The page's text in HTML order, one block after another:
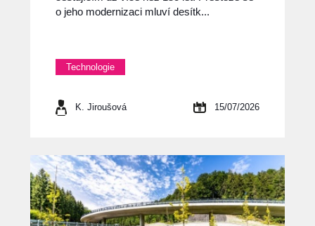
o jeho modernizaci mluví desítk...
Technologie
K. Jiroušová 15/07/2026